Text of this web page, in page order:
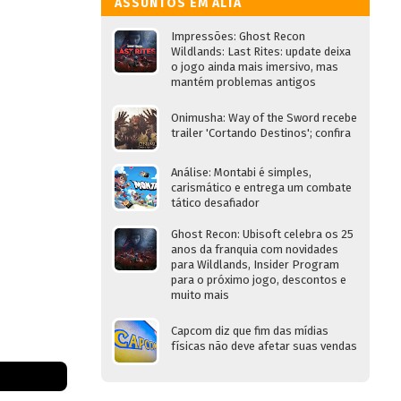
ASSUNTOS EM ALTA
Impressões: Ghost Recon
Wildlands: Last Rites: update deixa
o jogo ainda mais imersivo, mas
mantém problemas antigos
Onimusha: Way of the Sword recebe
trailer 'Cortando Destinos'; confira
Análise: Montabi é simples,
carismático e entrega um combate
tático desafiador
Ghost Recon: Ubisoft celebra os 25
anos da franquia com novidades
para Wildlands, Insider Program
para o próximo jogo, descontos e
muito mais
Capcom diz que fim das mídias
físicas não deve afetar suas vendas